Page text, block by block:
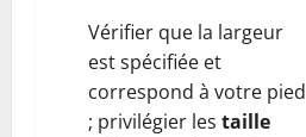
Vérifier que la largeur
est spécifiée et
correspond à votre pied
; privilégier les taille